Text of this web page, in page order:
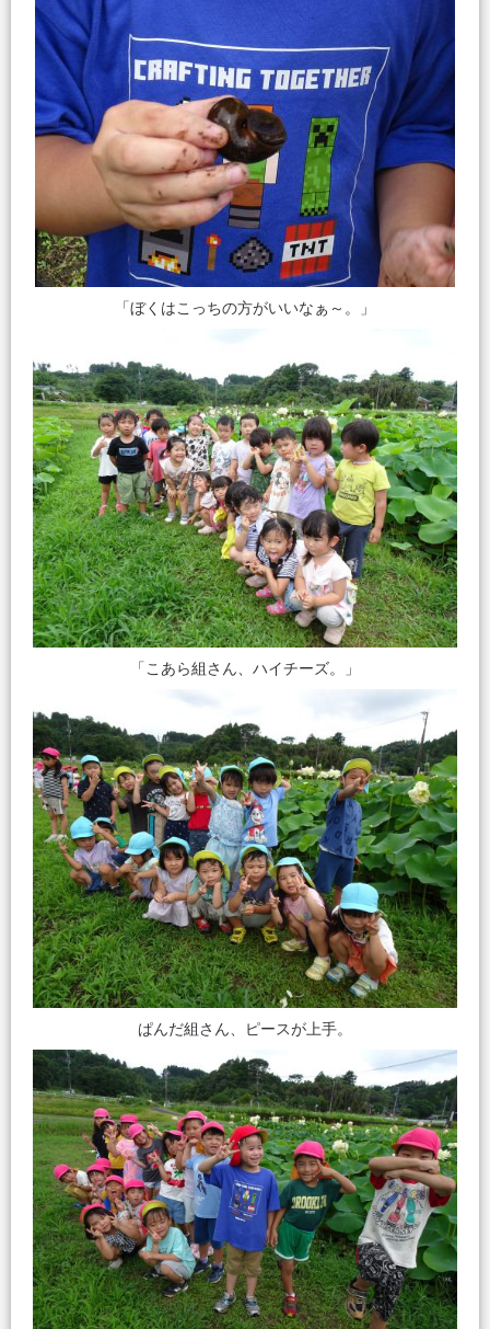
「ぼくはこっちの方がいいなぁ～。」
「こあら組さん、ハイチーズ。」
ぱんだ組さん、ピースが上手。